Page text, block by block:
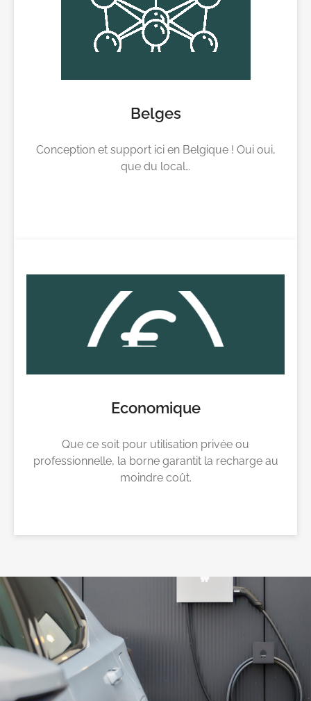
Belges
Conception et support ici en Belgique ! Oui oui,
que du local…
Economique
Que ce soit pour utilisation privée ou
professionnelle, la borne garantit la recharge au
moindre coût.